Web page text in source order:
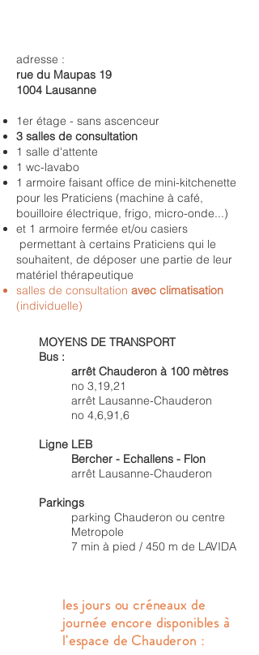
et/ou après-midi 14-19h ou 14h-22h
et/ou soirée 19-22h
à la ou les journée(s) hebdo
TARIFS DÉGRESSIFS
DÈS 1,5 JOUR HEBDO
Les contrats de prestations de
service dès 1,5 jour hebdo fixe
bénéficient déjà d’un tarif
préférentiel ;
dès 2,5 jours hebdo fixes ; puis dès
3,5 j. d'autres tarifs vous sont
proposésé
horaires ultérieurement, selon
disponibilité, tout en continuant à
consulter dans le même lieu.
RÉSERVATION
À L’HEURE À TARIFS ATTRACTIFS
Les Praticiens
de prestations de services chez
LAVIDA, peuvent planifier, des
consultations s’ils le souhaitent,
sur notre agenda on-line (version
mobile et PC).
Tarifs attractifs et dégressifs.
adresse :
rue du Maupas 19
1004 Lausanne
1er étage - sans ascenceur
3 salles de consultation
1 salle d'attente
1 wc-lavabo
1 armoire faisant office de mini-kitchenette
pour les Praticiens (machine à café,
bouilloire électrique, frigo, micro-onde...)
et 1 armoire fermée et/ou casiers
permettant à certains Praticiens qui le
souhaitent, de déposer une partie de leur
matériel thérapeutique
​salles de consultation avec climatisation
(individuelle)
MOYENS DE TRANSPORT
Bus :
arrêt Chauderon à 100 mètres
no 3,19,21
arrêt Lausanne-Chauderon
no 4,6,91,6
Ligne LEB
Bercher - Echallens - Flon
arrêt Lausanne-Chauderon
Parkings
parking Chauderon ou centre
Metropole
7 min à pied / 450 m de LAVIDA
les jours ou créneaux de
journée encore disponibles à
l'espace de Chauderon :